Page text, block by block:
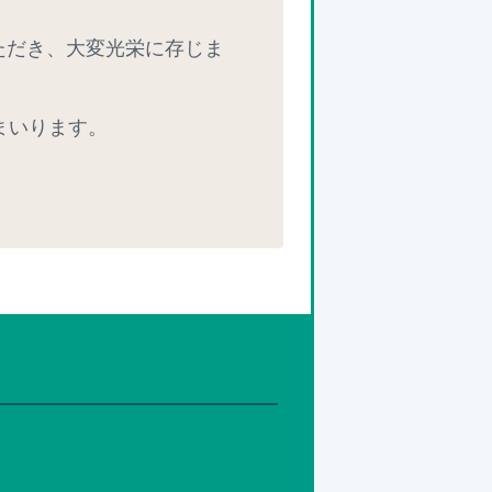
き、大変光栄に存じま
ります。